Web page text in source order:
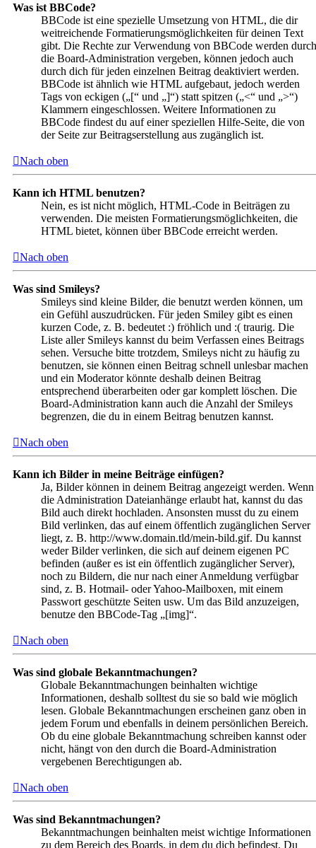
Was ist BBCode?
BBCode ist eine spezielle Umsetzung von HTML, die dir
weitreichende Formatierungsmöglichkeiten für deinen Text
gibt. Die Rechte zur Verwendung von BBCode werden durch
die Board-Administration vergeben, können jedoch auch
durch dich für jeden einzelnen Beitrag deaktiviert werden.
BBCode ist ähnlich wie HTML aufgebaut, jedoch werden
Tags von eckigen („[“ und „]“) statt spitzen („<“ und „>“)
Klammern eingeschlossen. Weitere Informationen zu
BBCode findest du auf einer speziellen Hilfe-Seite, die von
der Seite zur Beitragserstellung aus zugänglich ist.
Nach oben
Kann ich HTML benutzen?
Nein, es ist nicht möglich, HTML-Code in Beiträgen zu
verwenden. Die meisten Formatierungsmöglichkeiten, die
HTML bietet, können über BBCode erreicht werden.
Nach oben
Was sind Smileys?
Smileys sind kleine Bilder, die benutzt werden können, um
ein Gefühl auszudrücken. Für jeden Smiley gibt es einen
kurzen Code, z. B. bedeutet :) fröhlich und :( traurig. Die
Liste aller Smileys kannst du beim Verfassen eines Beitrags
sehen. Versuche bitte trotzdem, Smileys nicht zu häufig zu
benutzen, sie können einen Beitrag schnell unlesbar machen
und ein Moderator könnte deshalb deinen Beitrag
entsprechend überarbeiten oder gar komplett löschen. Die
Board-Administration kann auch die Anzahl der Smileys
begrenzen, die du in einem Beitrag benutzen kannst.
Nach oben
Kann ich Bilder in meine Beiträge einfügen?
Ja, Bilder können in deinem Beitrag angezeigt werden. Wenn
die Administration Dateianhänge erlaubt hat, kannst du das
Bild auch direkt hochladen. Ansonsten musst du zu einem
Bild verlinken, das auf einem öffentlich zugänglichen Server
liegt, z. B. http://www.domain.tld/mein-bild.gif. Du kannst
weder Bilder verlinken, die sich auf deinem eigenen PC
befinden (außer es ist ein öffentlich zugänglicher Server),
noch zu Bildern, die nur nach einer Anmeldung verfügbar
sind, z. B. Hotmail- oder Yahoo-Mailboxen, mit einem
Passwort geschützte Seiten usw. Um das Bild anzuzeigen,
benutze den BBCode-Tag „[img]“.
Nach oben
Was sind globale Bekanntmachungen?
Globale Bekanntmachungen beinhalten wichtige
Informationen, deshalb solltest du sie so bald wie möglich
lesen. Globale Bekanntmachungen erscheinen ganz oben in
jedem Forum und ebenfalls in deinem persönlichen Bereich.
Ob du eine globale Bekanntmachung schreiben kannst oder
nicht, hängt von den durch die Board-Administration
vergebenen Berechtigungen ab.
Nach oben
Was sind Bekanntmachungen?
Bekanntmachungen beinhalten meist wichtige Informationen
zu dem Bereich des Boards, in dem du dich befindest. Du